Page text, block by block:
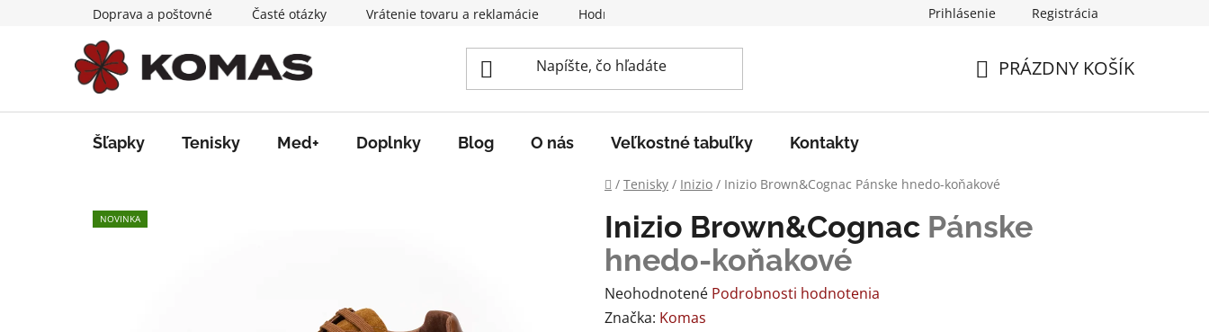
Doprava a poštovné Časté otázky Vrátenie tovaru a reklamácie Hodnotenie obchodu Prihlásenie Registrácia
PRÁZDNY KOŠÍK
Šľapky Tenisky Med+ Doplnky Blog O nás Veľkostné tabuľky Kontakty
Domov
/ Tenisky / Inizio / Inizio Brown&Cognac Pánske hnedo-koňakové
Inizio Brown&Cognac Pánske
hnedo-koňakové
Priemerné
hodnotenie
Neohodnotené Podrobnosti hodnotenia
Značka: Komas
NOVINKA